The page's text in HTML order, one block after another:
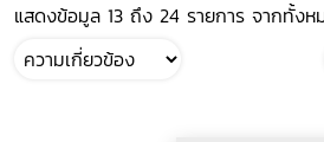
แสดงข้อมูล 13 ถึง 24 รายการ จากทั้งห